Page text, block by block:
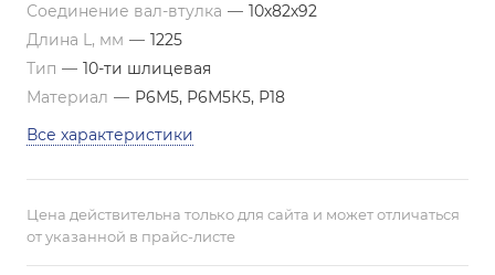
Соединение вал-втулка — 10х82х92
Длина L, мм — 1225
Тип — 10-ти шлицевая
Материал — Р6М5, Р6М5К5, Р18
Все характеристики
Цена действительна только для сайта и может отличаться
от указанной в прайс-листе